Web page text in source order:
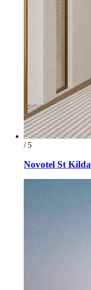
/ 5
Novotel St Kilda